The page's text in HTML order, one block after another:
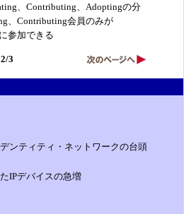
、Contributing、Adoptingの分
、Contributing会員のみが
参加できる
2/3
ンティティ・ネットワークの台頭
IPデバイスの急増